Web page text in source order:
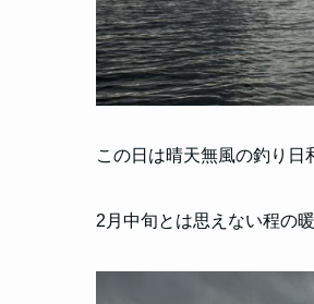
この日は晴天無風の釣り日
2月中旬とは思えない程の